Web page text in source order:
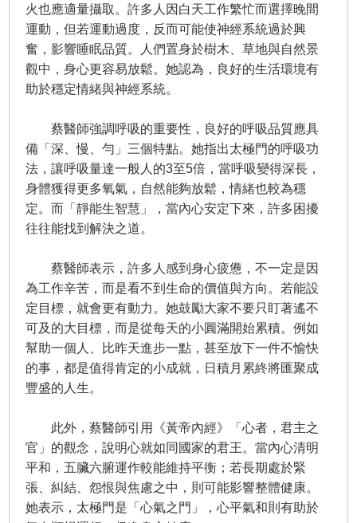
火也應適量攝取。許多人因白天工作繁忙而選擇晚間
運動，但若運動過度，反而可能使神經系統過於興
奮，影響睡眠品質。人們置身於樹木、草地與自然景
觀中，身心更容易放鬆。她認為，良好的生活環境有
助於穩定情緒與神經系統。
蔡醫師強調呼吸的重要性，良好的呼吸品質應具
備「深、慢、勻」三個特點。她指出太極門的呼吸功
法，讓呼吸量達一般人的3至5倍，當呼吸變得深長，
身體獲得更多氧氣，自然能夠放鬆，情緒也較為穩
定。而「靜能生智慧」，當內心安定下來，許多困擾
往往能找到解決之道。
蔡醫師表示，許多人感到身心疲憊，不一定是因
為工作辛苦，而是看不到生命的價值與方向。若能設
定目標，就會更有動力。她鼓勵大家不要只盯著遙不
可及的大目標，而是從每天的小圓滿開始累積。例如
幫助一個人、比昨天進步一點，甚至放下一件不愉快
的事，都是值得肯定的小成就，日積月累終將匯聚成
豐盛的人生。
此外，蔡醫師引用《黃帝內經》「心者，君主之
官」的觀念，說明心就如同國家的君王。當內心清明
平和，五臟六腑運作較能維持平衡；若長期處於緊
張、糾結、怨恨與焦慮之中，則可能影響整體健康。
她表示，太極門是「心氣之門」，心平氣和則有助於